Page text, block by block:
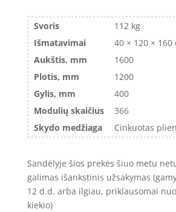
Svoris
112 kg
Išmatavimai
40 × 120 × 160
Aukštis, mm
1600
Plotis, mm
1200
Gylis, mm
400
Modulių skaičius
366
Skydo medžiaga
Cinkuotas
Sandėlyje šios prekės šiuo metu
galimas išankstinis užsakymas
12 d.d. arba ilgiau, priklausomai
kiekio)